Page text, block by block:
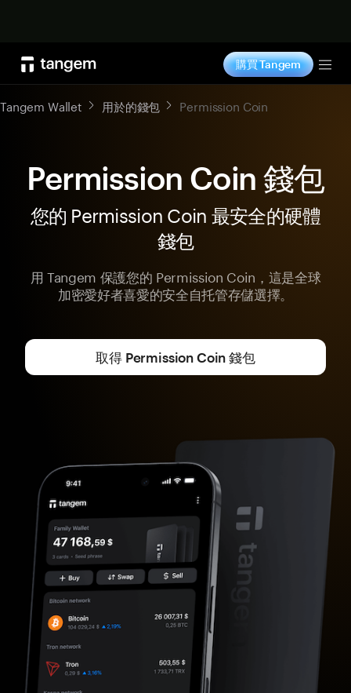
購買 Tangem
Tangem Wallet 用於的錢包 Permission Coin
Permission Coin 錢包
您的 Permission Coin 最安全的硬體
錢包
用 Tangem 保護您的 Permission Coin，這是全球
加密愛好者喜愛的安全自托管存儲選擇。
取得 Permission Coin 錢包